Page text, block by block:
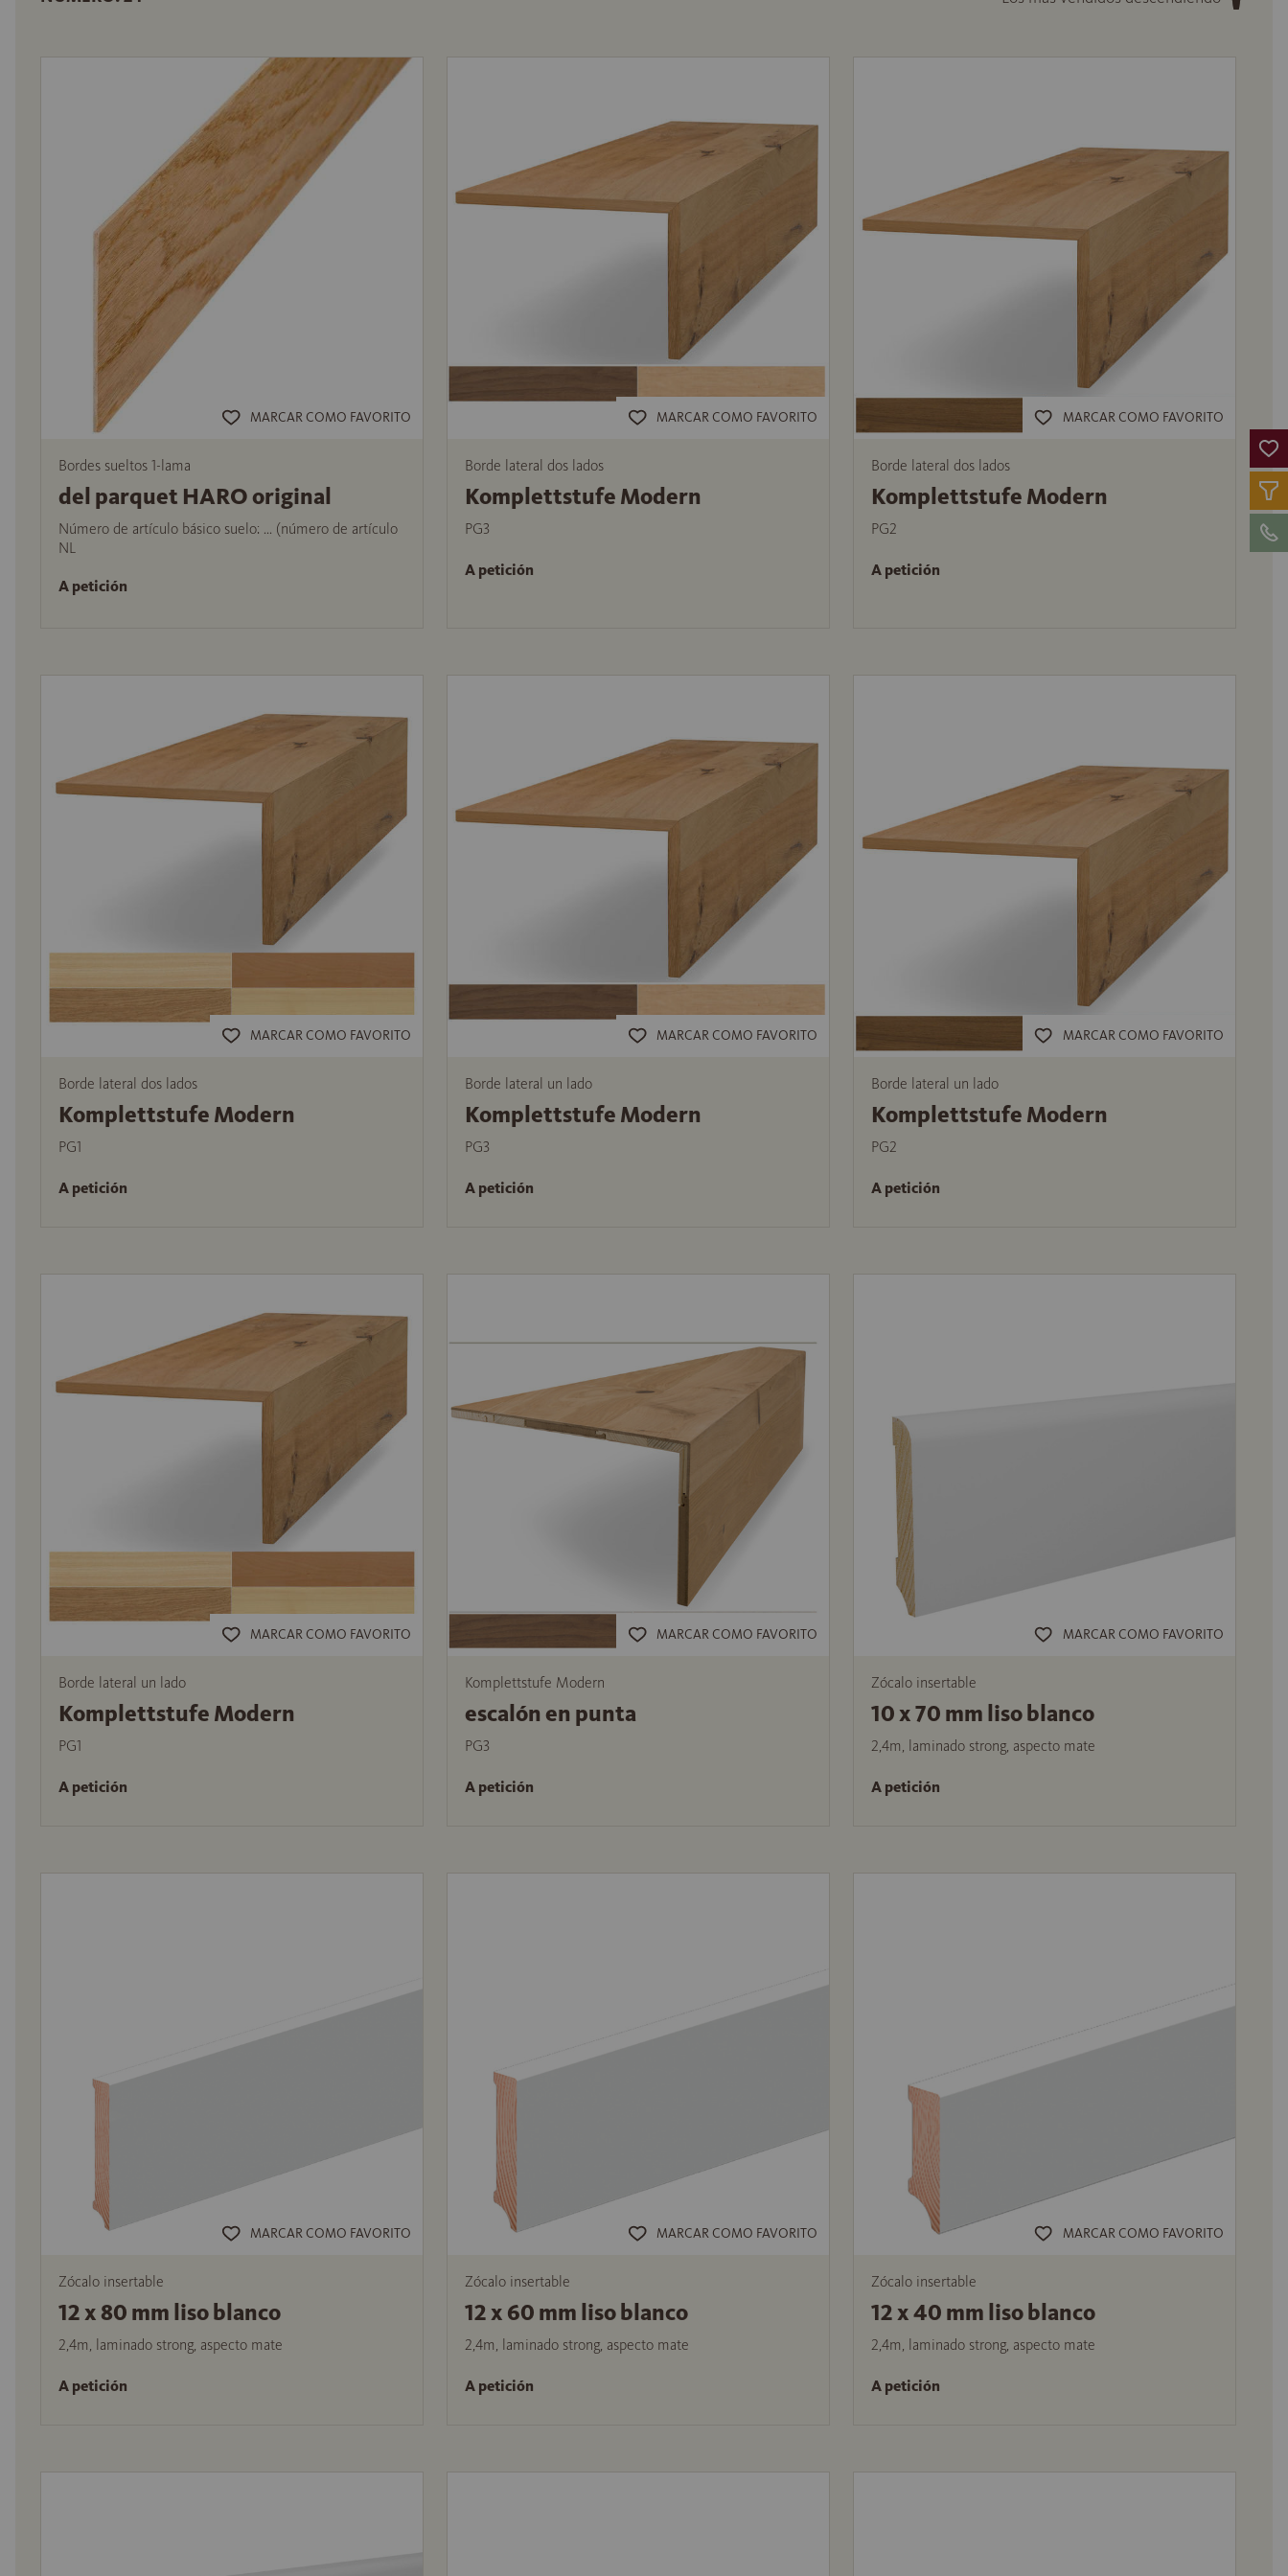
MARCAR COMO FAVORITO
Bordes sueltos 1-lama
del parquet HARO original
Número de artículo básico suelo: ... (número de artículo
NL
A petición
MARCAR COMO FAVORITO
Borde lateral dos lados
Komplettstufe Modern
PG3
A petición
MARCAR COMO FAVORITO
Borde lateral dos lados
Komplettstufe Modern
PG2
A petición
MARCAR COMO FAVORITO
Borde lateral dos lados
Komplettstufe Modern
PG1
A petición
MARCAR COMO FAVORITO
Borde lateral un lado
Komplettstufe Modern
PG3
A petición
MARCAR COMO FAVORITO
Borde lateral un lado
Komplettstufe Modern
PG2
A petición
MARCAR COMO FAVORITO
Borde lateral un lado
Komplettstufe Modern
PG1
A petición
MARCAR COMO FAVORITO
Komplettstufe Modern
escalón en punta
PG3
A petición
MARCAR COMO FAVORITO
Zócalo insertable
10 x 70 mm liso blanco
2,4m, laminado strong, aspecto mate
A petición
MARCAR COMO FAVORITO
Zócalo insertable
12 x 80 mm liso blanco
2,4m, laminado strong, aspecto mate
A petición
MARCAR COMO FAVORITO
Zócalo insertable
12 x 60 mm liso blanco
2,4m, laminado strong, aspecto mate
A petición
MARCAR COMO FAVORITO
Zócalo insertable
12 x 40 mm liso blanco
2,4m, laminado strong, aspecto mate
A petición